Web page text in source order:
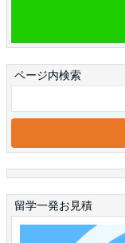
ページ内検索
留学一発お見積